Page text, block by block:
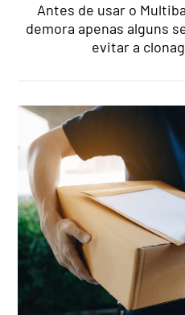
Antes de usar o
demora apenas alguns
evitar a